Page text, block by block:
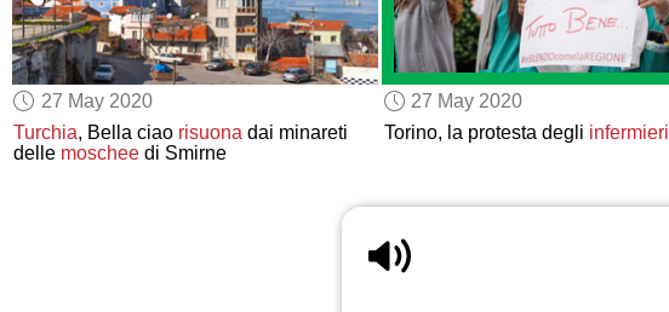
27 May 2020
Turchia, Bella ciao risuona dai minareti
delle moschee di Smirne
27 May 2020
Torino, la protesta degli infermieri